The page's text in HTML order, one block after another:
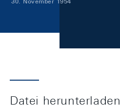
Datei herunterladen